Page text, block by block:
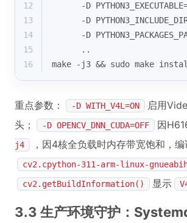
12
-D
13
-D
14
-D
15
      ..
16
make -j3 && sudo make
重点参数： -D WITH_V4L=ON
启用
头；
-D OPENCV_DNN_CUDA=OFF 因
j4 ，因4核全负载时内存带宽饱和，
cv2.cpython-311-arm-linux-
cv2.getBuildInformation() 显示
3.3 生产环境守护：